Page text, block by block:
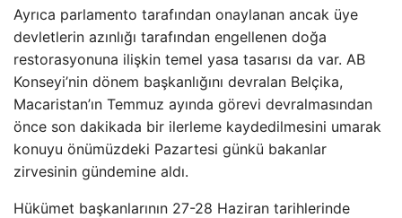
Ayrıca parlamento tarafından onaylanan ancak üye
devletlerin azınlığı tarafından engellenen doğa
restorasyonuna ilişkin temel yasa tasarısı da var. AB
Konseyi’nin dönem başkanlığını devralan Belçika,
Macaristan’ın Temmuz ayında görevi devralmasından
önce son dakikada bir ilerleme kaydedilmesini umarak
konuyu önümüzdeki Pazartesi günkü bakanlar
zirvesinin gündemine aldı.
Hükümet başkanlarının 27-28 Haziran tarihlerinde